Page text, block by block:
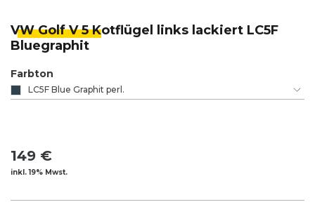
VW Golf V 5 Kotflügel links lackiert LC5F
Bluegraphit
Farbton
LC5F Blue Graphit perl.
149 €
inkl. 19% Mwst.